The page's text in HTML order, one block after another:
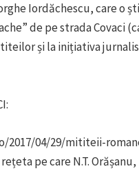
Iordăchescu, care o
de pe strada Covaci
și la inițiativa
2017/04/29/mititeii-
pe care N.T.